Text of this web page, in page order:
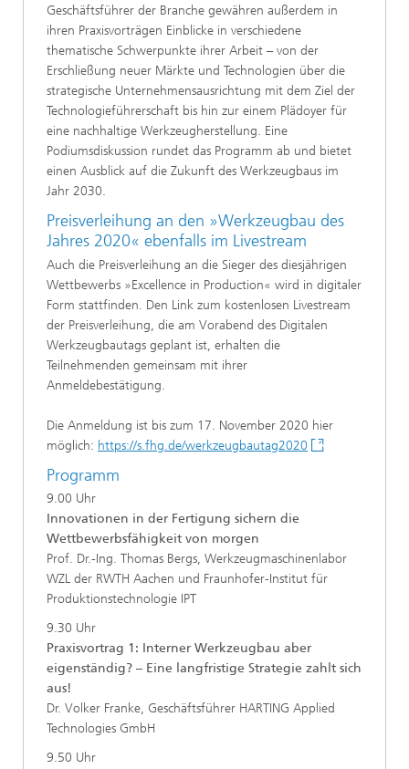
Geschäftsführer der Branche gewähren außerdem in
ihren Praxisvorträgen Einblicke in verschiedene
thematische Schwerpunkte ihrer Arbeit – von der
Erschließung neuer Märkte und Technologien über die
strategische Unternehmensausrichtung mit dem Ziel der
Technologieführerschaft bis hin zur einem Plädoyer für
eine nachhaltige Werkzeugherstellung. Eine
Podiumsdiskussion rundet das Programm ab und bietet
einen Ausblick auf die Zukunft des Werkzeugbaus im
Jahr 2030.
Preisverleihung an den »Werkzeugbau des
Jahres 2020« ebenfalls im Livestream
Auch die Preisverleihung an die Sieger des diesjährigen
Wettbewerbs »Excellence in Production« wird in digitaler
Form stattfinden. Den Link zum kostenlosen Livestream
der Preisverleihung, die am Vorabend des Digitalen
Werkzeugbautags geplant ist, erhalten die
Teilnehmenden gemeinsam mit ihrer
Anmeldebestätigung.
Die Anmeldung ist bis zum 17. November 2020 hier
möglich: https://s.fhg.de/werkzeugbautag2020
Programm
9.00 Uhr
Innovationen in der Fertigung sichern die
Wettbewerbsfähigkeit von morgen
Prof. Dr.-Ing. Thomas Bergs, Werkzeugmaschinenlabor
WZL der RWTH Aachen und Fraunhofer-Institut für
Produktionstechnologie IPT
9.30 Uhr
Praxisvortrag 1: Interner Werkzeugbau aber
eigenständig? – Eine langfristige Strategie zahlt sich
aus!
Dr. Volker Franke, Geschäftsführer HARTING Applied
Technologies GmbH
9.50 Uhr